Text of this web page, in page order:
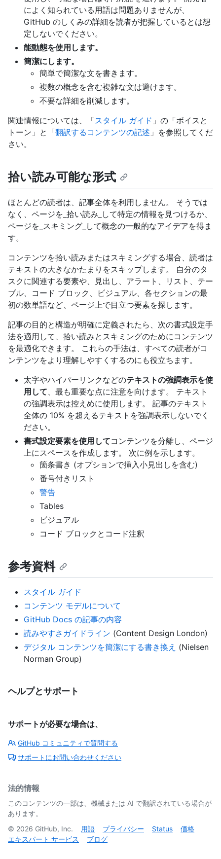
によく知られている用語は問題ありませんが、
GitHub のしくみの詳細を読者が把握しているとは想
定しないでください。
能動態を使用します。
簡潔にします。
簡単で簡潔な文を書きます。
複数の概念を含む複雑な文は避けます。
不要な詳細を削減します。
関連情報については、「スタイル ガイド 」の「ボイスと
トーン」と「翻訳するコンテンツの記述 」を参照してくだ
さい。
拾い読み可能な形式
ほとんどの読者は、記事全体を利用しません。 そうでは
なく、ページを_拾い読み_して特定の情報を見つけるか、
ページを_スキミング_して概念の一般的なアイデアを得ま
す。
コンテンツを拾い読みまたはスキミングする場合、読者は
テキストの大きなかたまりをスキップします。 自分のタ
スクに関連する要素や、見出し、アラート、リスト、テー
ブル、コード ブロック、ビジュアル、各セクションの最
初の数単語など、ページ上で目立つ要素を探します。
記事の目的と構造が明確に定義されたら、次の書式設定手
法を適用して、拾い読みとスキミングのためにコンテンツ
を最適化できます。 これらの手法は、すべての読者がコ
ンテンツをより理解しやすくするのにも役立ちます。
太字やハイパーリンクなどのテキストの強調表示を使
用して、最も重要な点に注意を向けます。 テキスト
の強調表示は控えめに使用します。 記事のテキスト
全体の 10% を超えるテキストを強調表示しないでく
ださい。
書式設定要素を使用してコンテンツを分離し、ページ
上にスペースを作成します。 次に例を示します。
箇条書き (オプションで挿入小見出しを含む)
番号付きリスト
警告
Tables
ビジュアル
コード ブロックとコード注釈
参考資料
スタイル ガイド
コンテンツ モデルについて
GitHub Docs の記事の内容
読みやすさガイドライン (Content Design London)
デジタル コンテンツを簡潔にする書き換え (Nielsen
Norman Group)
ヘルプとサポート
サポートが必要な場合は、
GitHub コミュニティで質問する
サポートにお問い合わせください
法的情報
このコンテンツの一部は、機械または AI で翻訳されている場合が
あります。
© 2026 GitHub, Inc. 用語 プライバシー Status
価格
エキスパート サービス
ブログ